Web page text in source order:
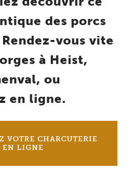
des porcs
Rendez-vous vite
à Heist,
ou
en ligne.
VOTRE CHARCUTERIE
EN LIGNE